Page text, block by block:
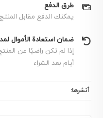
طرق الدفع
يمكنك الدفع مقابل
ضمان استعادة الأموال لمدة 10
إذا لم تكن راضيًا عن
أيام بعد الشراء
أنشرها: